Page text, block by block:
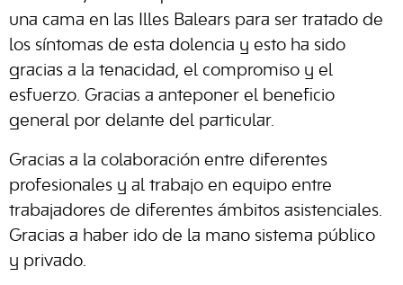
una cama en las Illes Balears para ser tratado de
los síntomas de esta dolencia y esto ha sido
gracias a la tenacidad, el compromiso y el
esfuerzo. Gracias a anteponer el beneficio
general por delante del particular.
Gracias a la colaboración entre diferentes
profesionales y al trabajo en equipo entre
trabajadores de diferentes ámbitos asistenciales.
Gracias a haber ido de la mano sistema público
y privado.